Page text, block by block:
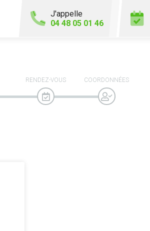
J'appelle
04 48 05 01 46
RENDEZ-VOUS COORDONNÉES